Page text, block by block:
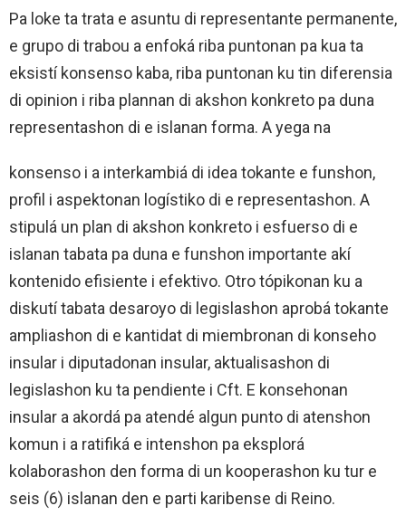
Pa loke ta trata e asuntu di representante permanente,
e grupo di trabou a enfoká riba puntonan pa kua ta
eksistí konsenso kaba, riba puntonan ku tin diferensia
di opinion i riba plannan di akshon konkreto pa duna
representashon di e islanan forma. A yega na
konsenso i a interkambiá di idea tokante e funshon,
profil i aspektonan logístiko di e representashon. A
stipulá un plan di akshon konkreto i esfuerso di e
islanan tabata pa duna e funshon importante akí
kontenido efisiente i efektivo. Otro tópikonan ku a
diskutí tabata desaroyo di legislashon aprobá tokante
ampliashon di e kantidat di miembronan di konseho
insular i diputadonan insular, aktualisashon di
legislashon ku ta pendiente i Cft. E konsehonan
insular a akordá pa atendé algun punto di atenshon
komun i a ratifiká e intenshon pa eksplorá
kolaborashon den forma di un kooperashon ku tur e
seis (6) islanan den e parti karibense di Reino.